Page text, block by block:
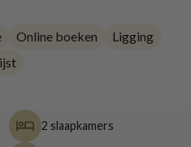
Online boeken
Ligging
2 slaapkamers